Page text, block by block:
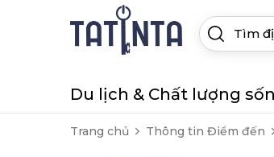
Du lịch & Chất lượng
Trang chủ Thông tin Điểm đến